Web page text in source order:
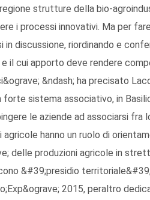
strutture della bio-
i processi innovativi. Ma per
discussione, riordinando e
il cui apporto deve rendere
&ndash; ha precisato
forte sistema associativo, in
le aziende ad associarsi fra
hanno un ruolo di
delle produzioni agricole in
&#39;presidio
2015, peraltro